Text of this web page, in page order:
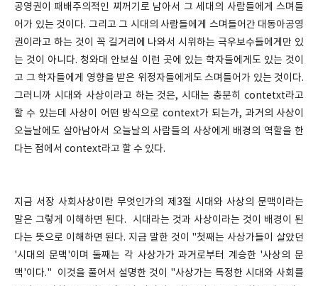
공영권이 패배주의적인 찌꺼기로 남아서 그 세대의 사람들에게 스며들
어가 있는 것이다. 그리고 그 시대의 사람들에게 스며들어간 대동아공영
권이라고 하는 것이 꼭 길거리에 나와서 시위하는 극우보수들에게만 있
는 것이 아니다. 청와대 안보실 이런 곳에 있는 학자들에게도 있는 것이
고 그 학자들에게 영향을 받은 위정자들에게도 스며들어가 있는 것이다.
그러니까 시대와 사상이라고 하는 것은, 시대는 충분히 contetxt라고
할 수 있는데 사상이 어떤 방식으로 context가 되는가, 과거의 사상이
오늘날에도 살아남아서 오늘날의 사람들의 사상에게 배경의 역할을 한
다는 점에서 context라고 할 수 있다.
지금 서장 사회사상이란 무엇인가의 제3절 시대와 사상의 문맥이라는
말은 그렇게 이해하면 된다. 시대라는 것과 사상이라는 것이 배경이 된
다는 뜻으로 이해하면 된다. 지금 말한 것이 "첫째는 사상가들이 살았던
'시대의 문맥'이며 둘째는 각 사상가가 과거로부터 계승한 '사상의 문
맥'이다." 이것을 풀어서 설명한 것이 "사상가는 특정한 시대와 사회를